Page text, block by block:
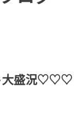
大盛況♡♡♡